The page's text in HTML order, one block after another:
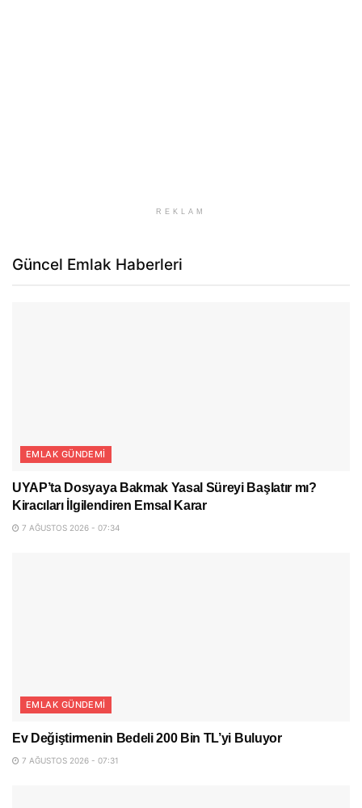
REKLAM
Güncel Emlak Haberleri
EMLAK GÜNDEMI
UYAP’ta Dosyaya Bakmak Yasal Süreyi Başlatır mı?
Kiracıları İlgilendiren Emsal Karar
7 AĞUSTOS 2026 - 07:34
EMLAK GÜNDEMI
Ev Değiştirmenin Bedeli 200 Bin TL’yi Buluyor
7 AĞUSTOS 2026 - 07:31